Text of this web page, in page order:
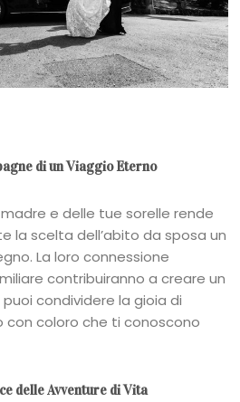
di un Viaggio Eterno
e delle tue sorelle rende
la scelta dell’abito da sposa un
La loro connessione
contribuiranno a creare un
condividere la gioia di
coloro che ti conoscono
delle Avventure di Vita